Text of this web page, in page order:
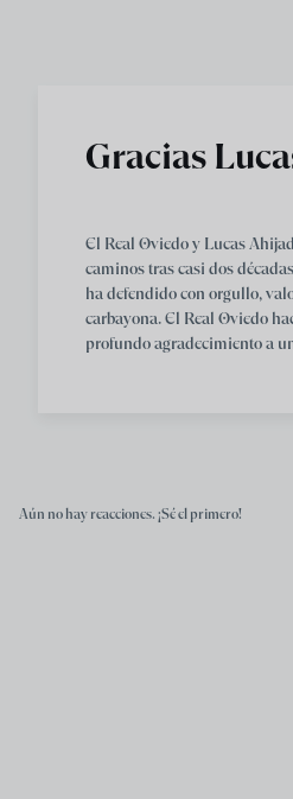
Gracias
El Real Oviedo y Lucas
caminos tras casi dos
ha defendido con orgullo,
carbayona. El Real Oviedo
profundo agradecimiento a
Aún no hay reacciones. ¡Sé el primero!